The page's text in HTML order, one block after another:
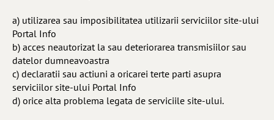
a) utilizarea sau imposibilitatea utilizarii serviciilor site-ului
Portal Info
b) acces neautorizat la sau deteriorarea transmisiilor sau
datelor dumneavoastra
c) declaratii sau actiuni a oricarei terte parti asupra
serviciilor site-ului Portal Info
d) orice alta problema legata de serviciile site-ului.